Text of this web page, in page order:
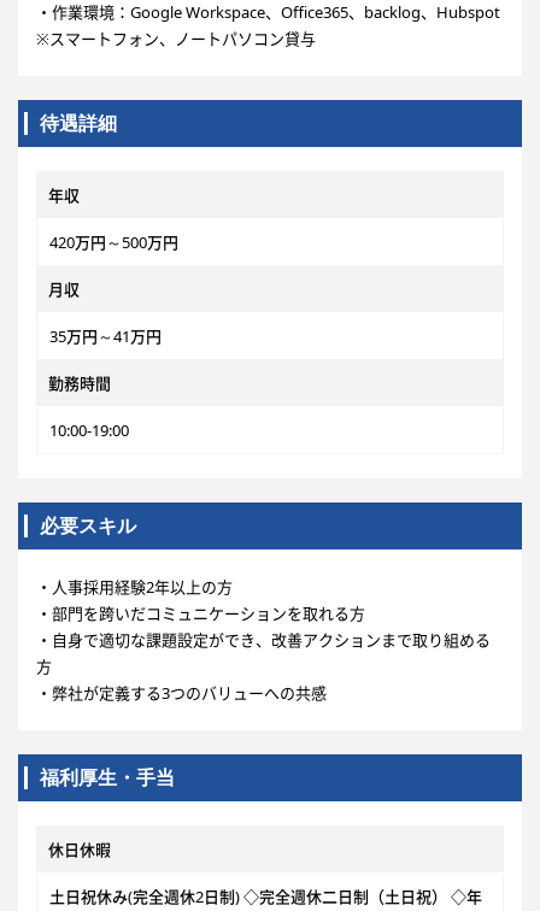
・作業環境：Google Workspace、Office365、backlog、Hubspot
※スマートフォン、ノートパソコン貸与
待遇詳細
年収
420万円～500万円
月収
35万円～41万円
勤務時間
10:00-19:00
必要スキル
・人事採用経験2年以上の方
・部門を跨いだコミュニケーションを取れる方
・自身で適切な課題設定ができ、改善アクションまで取り組める
方
・弊社が定義する3つのバリューへの共感
福利厚生・手当
休日休暇
土日祝休み(完全週休2日制) ◇完全週休二日制（土日祝） ◇年